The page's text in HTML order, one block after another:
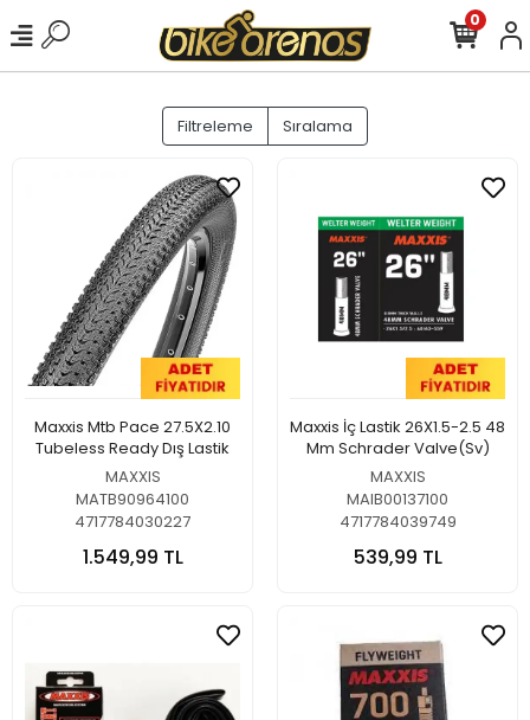
0
Filtreleme Sıralama
Maxxis Mtb Pace 27.5X2.10
Tubeless Ready Dış Lastik
MAXXIS
MATB90964100
4717784030227
1.549,99 TL
Maxxis İç Lastik 26X1.5-2.5 48
Mm Schrader Valve(Sv)
MAXXIS
MAIB00137100
4717784039749
539,99 TL